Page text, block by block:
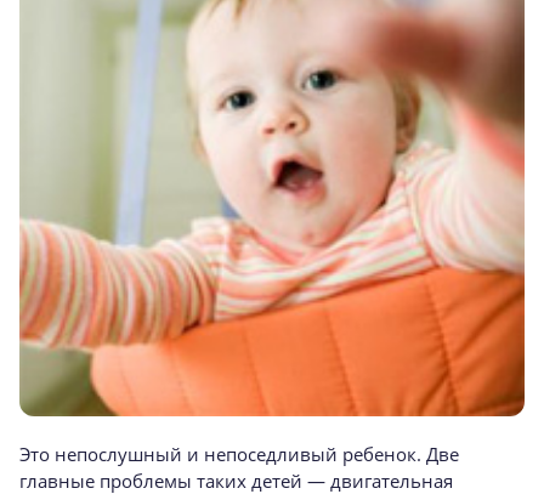
Это непослушный и непоседливый ребенок. Две
главные проблемы таких детей — двигательная